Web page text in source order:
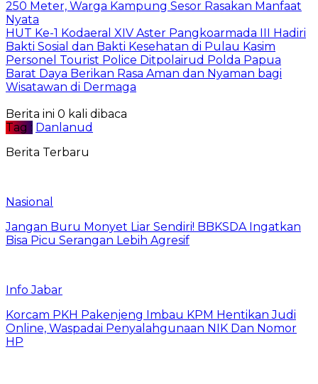
250 Meter, Warga Kampung Sesor Rasakan Manfaat
Nyata
HUT Ke-1 Kodaeral XIV Aster Pangkoarmada III Hadiri
Bakti Sosial dan Bakti Kesehatan di Pulau Kasim
Personel Tourist Police Ditpolairud Polda Papua
Barat Daya Berikan Rasa Aman dan Nyaman bagi
Wisatawan di Dermaga
Berita ini 0 kali dibaca
Tag : Danlanud
Berita Terbaru
Nasional
Jangan Buru Monyet Liar Sendiri! BBKSDA Ingatkan
Bisa Picu Serangan Lebih Agresif
Info Jabar
Korcam PKH Pakenjeng Imbau KPM Hentikan Judi
Online, Waspadai Penyalahgunaan NIK Dan Nomor
HP